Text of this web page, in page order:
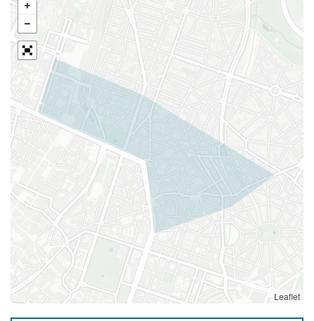
Leaflet